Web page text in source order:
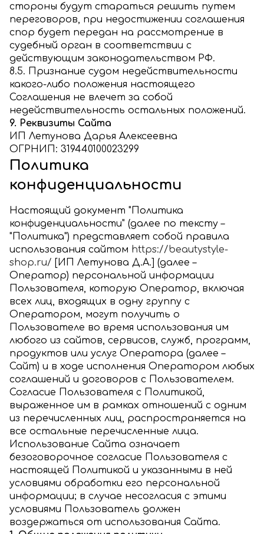
стороны будут стараться решить путем
переговоров, при недостижении соглашения
спор будет передан на рассмотрение в
судебный орган в соответствии с
действующим законодательством РФ.
8.5. Признание судом недействительности
какого-либо положения настоящего
Соглашения не влечет за собой
недействительность остальных положений.
9. Реквизиты Сайта
ИП Летунова Дарья Алексеевна
ОГРНИП: 319440100023299
Политика
конфиденциальности
Настоящий документ "Политика
конфиденциальности" (далее по тексту –
"Политика") представляет собой правила
использования сайтом https://beautystyle-
shop.ru/ [ИП Летунова Д.А.] (далее –
Оператор) персональной информации
Пользователя, которую Оператор, включая
всех лиц, входящих в одну группу с
Оператором, могут получить о
Пользователе во время использования им
любого из сайтов, сервисов, служб, программ,
продуктов или услуг Оператора (далее –
Сайт) и в ходе исполнения Оператором любых
соглашений и договоров с Пользователем.
Согласие Пользователя с Политикой,
выраженное им в рамках отношений с одним
из перечисленных лиц, распространяется на
все остальные перечисленные лица.
Использование Сайта означает
безоговорочное согласие Пользователя с
настоящей Политикой и указанными в ней
условиями обработки его персональной
информации; в случае несогласия с этими
условиями Пользователь должен
воздержаться от использования Сайта.